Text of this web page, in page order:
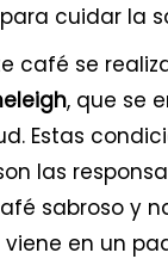
cuidar la
café se
, que se
Estas
las
sabroso y
en un